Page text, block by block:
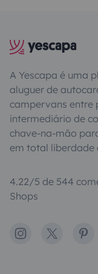
A Yescapa é uma
aluguer de
campervans entre
intermediário de
chave-na-mão
em total liberdade
4.22/5 de 544
Shops
Instagram
X